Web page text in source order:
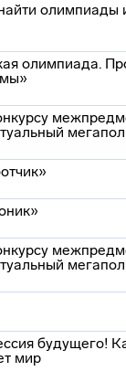
олимпиады
олимпиада.
будущего!
мир